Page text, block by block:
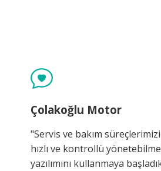
Çolakoğlu Motor
"Servis ve bakım
hızlı ve kontrollü
yazılımını kullanmaya